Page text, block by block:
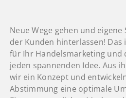
Neue Wege gehen und
der Kunden hinterlassen!
für Ihr Handelsmarketing und
jeden spannenden Idee. Aus
wir ein Konzept und
Abstimmung eine optimale